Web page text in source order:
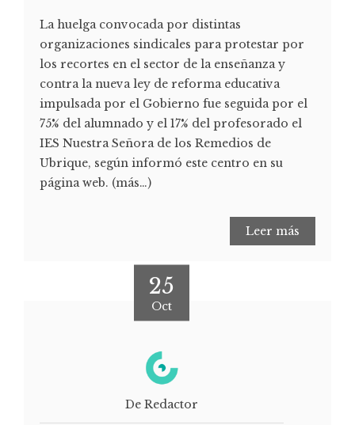
La huelga convocada por distintas
organizaciones sindicales para protestar por
los recortes en el sector de la enseñanza y
contra la nueva ley de reforma educativa
impulsada por el Gobierno fue seguida por el
75% del alumnado y el 17% del profesorado el
IES Nuestra Señora de los Remedios de
Ubrique, según informó este centro en su
página web. (más…)
Leer más
25
Oct
De Redactor